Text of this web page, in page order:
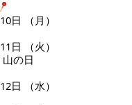
10日
（月）
11日
（火）
山の日
12日
（水）